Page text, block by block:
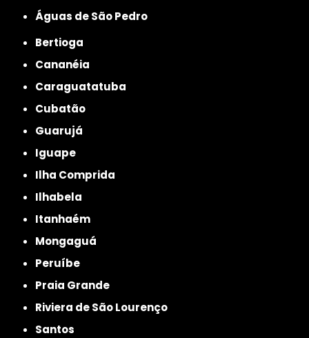
Águas de São Pedro
Bertioga
Cananéia
Caraguatatuba
Cubatão
Guarujá
Iguape
Ilha Comprida
Ilhabela
Itanhaém
Mongaguá
Peruíbe
Praia Grande
Riviera de São Lourenço
Santos